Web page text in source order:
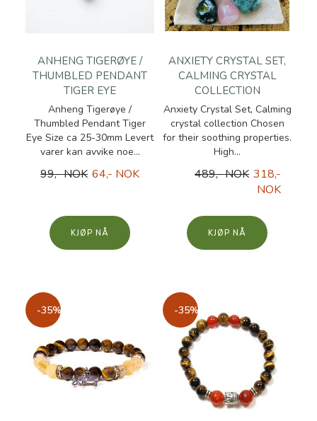
ANHENG TIGERØYE /
THUMBLED PENDANT
TIGER EYE
Anheng Tigerøye /
Thumbled Pendant Tiger
Eye Size ca 25-30mm Levert
varer kan avvike noe...
99,- NOK 64,- NOK
KJØP
ANXIETY CRYSTAL SET,
CALMING CRYSTAL
COLLECTION
Anxiety Crystal Set, Calming
crystal collection Chosen
for their soothing properties.
High...
489,- NOK 318,-
NOK
KJØP
-35% -35%